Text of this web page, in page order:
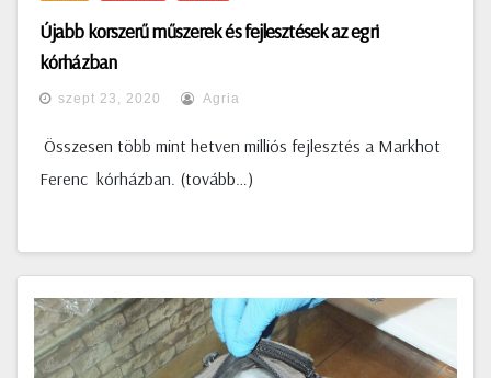
Újabb korszerű műszerek és fejlesztések az egri
kórházban
szept 23, 2020 Agria
Összesen több mint hetven milliós fejlesztés a Markhot
Ferenc kórházban. (tovább…)